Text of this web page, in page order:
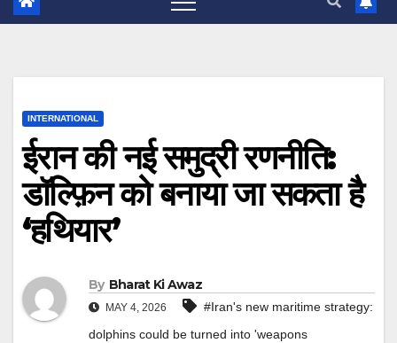
INTERNATIONAL
ईरान की नई समुद्री रणनीति:
डॉल्फ़िन को बनाया जा सकता है
‘हथियार’
By Bharat Ki Awaz
MAY 4, 2026
#Iran's new maritime strategy:
dolphins could be turned into 'weapons